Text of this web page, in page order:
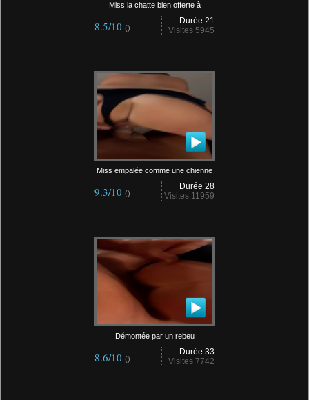
Miss la chatte bien offerte à
Durée 21
Visites 5945
8.5/10 ()
Miss empalée comme une chienne
Durée 28
Visites 11959
9.3/10 ()
Démontée par un rebeu
Durée 33
Visites 7742
8.6/10 ()